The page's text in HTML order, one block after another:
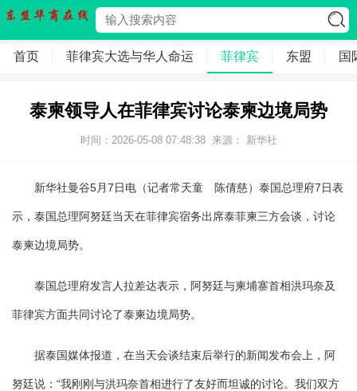
首页 菲律宾大选与华人命运 菲律宾 东盟 国
泰柬领导人在菲律宾讨论泰柬边境局势
时间：2026-05-08 07:48:38 来源： 新华社
新华社曼谷5月7日电（记者常天童 陈倩慈）泰国总理府7日表
示，泰国总理阿努廷当天在菲律宾宿务出席泰菲柬三方会谈，讨论
泰柬边境局势。
泰国总理府发言人拉差达表示，阿努廷与柬埔寨首相洪玛奈及
菲律宾方面共同讨论了泰柬边境局势。
据泰国媒体报道，在当天会谈结束后举行的新闻发布会上，阿
努廷说：“我刚刚与洪玛奈首相进行了友好而坦诚的讨论。我们双方